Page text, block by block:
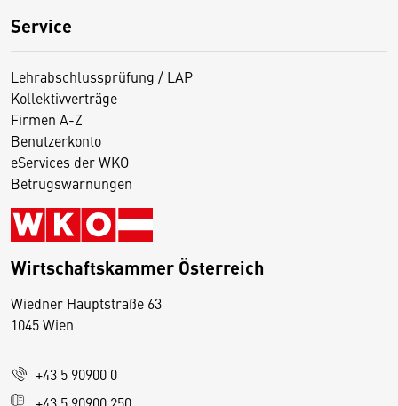
Service
Lehrabschlussprüfung / LAP
Kollektivverträge
Firmen A-Z
Benutzerkonto
eServices der WKO
Betrugswarnungen
Wirtschaftskammer Österreich
Wiedner Hauptstraße 63
1045 Wien
+43 5 90900 0
+43 5 90900 250
D
s